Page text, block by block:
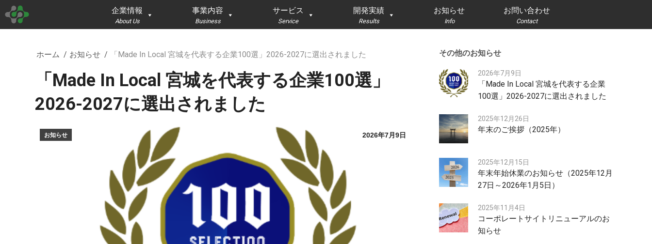
企業情報
About Us
事業内容
Business
サービス
Service
開発実績
Results
お知らせ
Info
お問い合わせ
Contact
現在地:
ホーム お知らせ 「Made In Local 宮城を代表する企業100選」2026-2027に選出されました
「Made In Local 宮城を代表する企業100選」
2026-2027に選出されました
2026年7月9日
お知らせ
その他のお知らせ
2026年7月9日
「Made In Local 宮城を代表する企業
100選」2026-2027に選出されました
2025年12月26日
年末のご挨拶（2025年）
2025年12月15日
年末年始休業のお知らせ（2025年12月
27日～2026年1月5日）
2025年11月4日
コーポレートサイトリニューアルのお
知らせ